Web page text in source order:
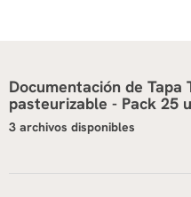
Documentación de Tapa
pasteurizable - Pack 25
3 archivos disponibles